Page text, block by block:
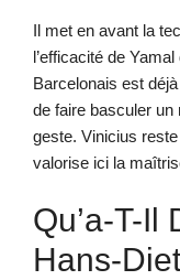
Il met en avant la
l’efficacité de
Barcelonais est
de faire basculer
geste. Vinicius
valorise ici la
Qu’a-T-Il
Hans-